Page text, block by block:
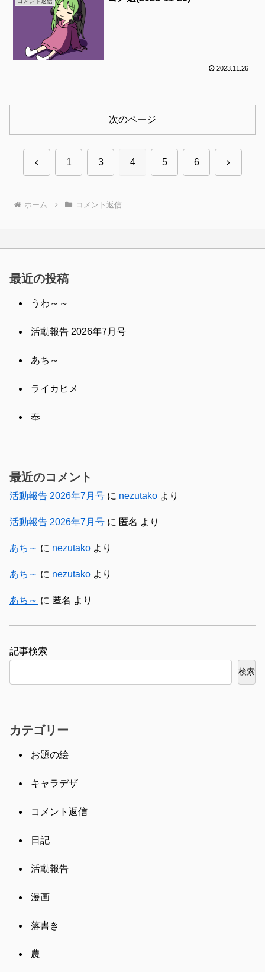
2023.11.26
次のページ
前 1 3 4 5 6 次
ホーム コメント返信
最近の投稿
うわ～～
活動報告 2026年7月号
あち～
ライカヒメ
奉
最近のコメント
活動報告 2026年7月号 に nezutako より
活動報告 2026年7月号 に 匿名 より
あち～ に nezutako より
あち～ に nezutako より
あち～ に 匿名 より
検索
検索
カテゴリー
お題の絵
キャラデザ
コメント返信
日記
活動報告
漫画
落書き
農